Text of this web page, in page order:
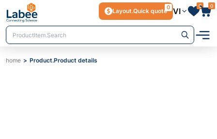
Layout.Quick quote
0 VI
0 0
home Product.Product details